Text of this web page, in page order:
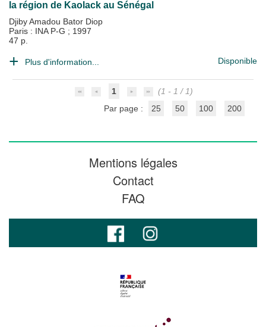
la région de Kaolack au Sénégal
Djiby Amadou Bator Diop
Paris : INA P-G ; 1997
47 p.
Plus d'information... Disponible
1
(1 - 1 / 1)
Par page :
25 50 100 200
Mentions légales
Contact
FAQ